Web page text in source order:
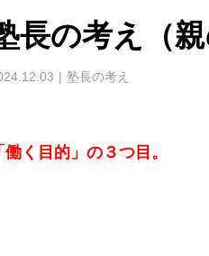
長の考え（
塾長の考え
働く目的」の３つ目。